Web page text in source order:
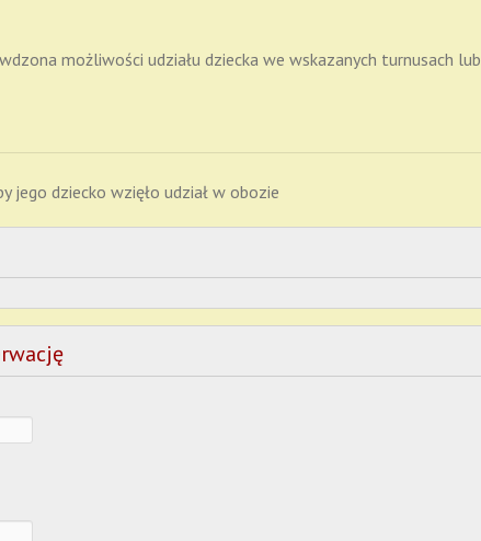
możliwości udziału dziecka we wskazanych turnusach lub
jego dziecko wzięło udział w obozie